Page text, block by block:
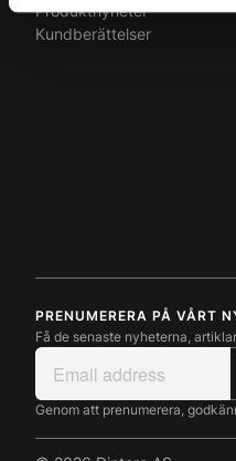
Produktnyheter
Kundberättelser
PRENUMERERA PÅ VÅRT
Få de senaste nyheterna,
Genom att prenumerera,